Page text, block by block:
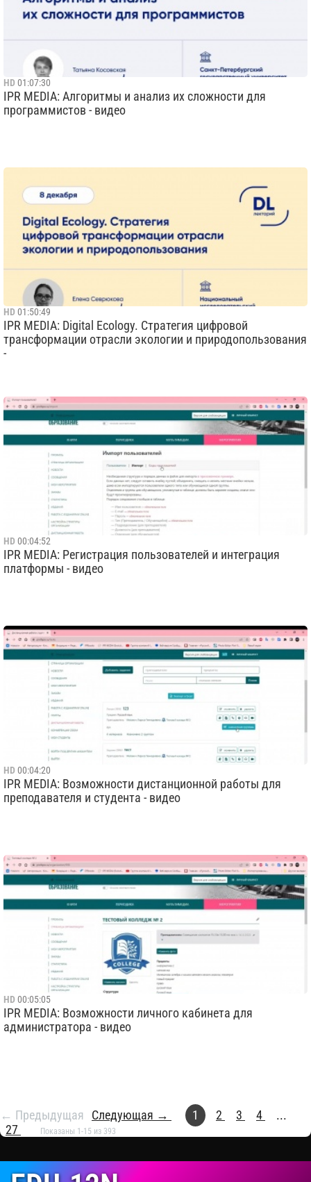
HD 01:07:30
IPR MEDIA: Алгоритмы и анализ их сложности для
программистов - видео
HD 01:50:49
IPR MEDIA: Digital Ecology. Стратегия цифровой
трансформации отрасли экологии и природопользования
-
HD 00:04:52
IPR MEDIA: Регистрация пользователей и интеграция
платформы - видео
HD 00:04:20
IPR MEDIA: Возможности дистанционной работы для
преподавателя и студента - видео
HD 00:05:05
IPR MEDIA: Возможности личного кабинета для
администратора - видео
← Предыдущая Следующая → 1 2 3 4
...
27
Показаны 1-15 из 393